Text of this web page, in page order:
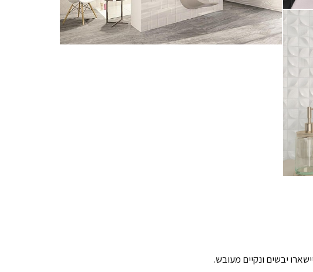
יבשים ונקיים מעובש.